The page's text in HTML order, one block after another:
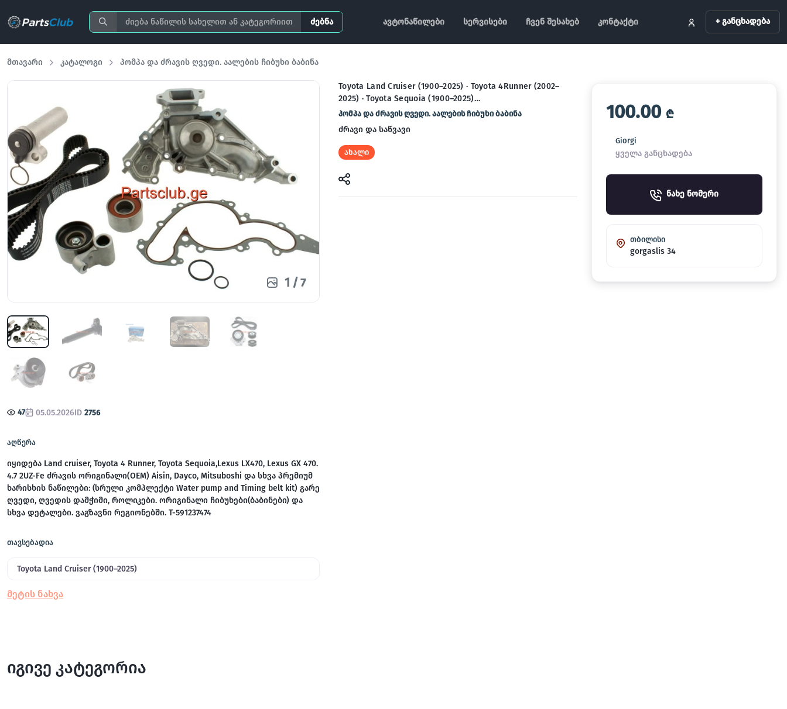
ძებნა ავტონაწილები სერვისები ჩვენ შესახებ კონტაქტი + განცხადება
მთავარი კატალოგი პომპა და ძრავის ღვედი. აალების ჩიბუხი ბაბინა
1 /7
47 05.05.2026ID 2756
აღწერა
იყიდება Land cruiser, Toyota 4 Runner, Toyota Sequoia,Lexus LX470, Lexus GX 470.
4.7 2UZ-Fe ძრავის ორიგინალი(OEM) Aisin, Dayco, Mitsuboshi და სხვა პრემიუმ
ხარისხის ნაწილები: (სრული კომპლექტი Water pump and Timing belt kit) გარე
ღვედი, ღვედის დამჭიმი, როლიკები. ორიგინალი ჩიბუხები(ბაბინები) და
სხვა დეტალები. ვაგზავნი რეგიონებში. T-591237474
თავსებადია
Toyota Land Cruiser (1900–2025)
Toyota Land Cruiser (1900–2025) · Toyota 4Runner (2002–
2025) · Toyota Sequoia (1900–2025)…
პომპა და ძრავის ღვედი. აალების ჩიბუხი ბაბინა
ძრავი და საწვავი
ახალი
100.00 ₾
Giorgi
ყველა განცხადება
ნახე ნომერი
თბილისი
gorgaslis 34
იგივე კატეგორია